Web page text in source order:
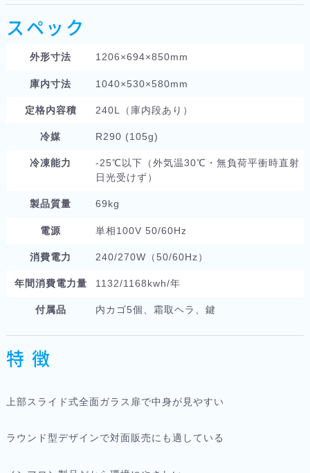
スペック
外形寸法 1206×694×850mm
庫内寸法 1040×530×580mm
定格内容積 240L（庫内段あり）
冷媒 R290 (105g)
冷凍能力
-25℃以下（外気温30℃・無負荷平衝時直射
日光受けず）
製品質量 69kg
電源 単相100V 50/60Hz
消費電力 240/270W（50/60Hz）
年間消費電力量 1132/1168kwh/年
付属品 内カゴ5個、霜取ヘラ、鍵
特 徴
上部スライド式全面ガラス扉で中身が見やすい
ラウンド型デザインで対面販売にも適している